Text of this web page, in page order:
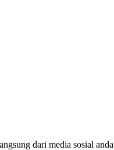
dari media sosial anda